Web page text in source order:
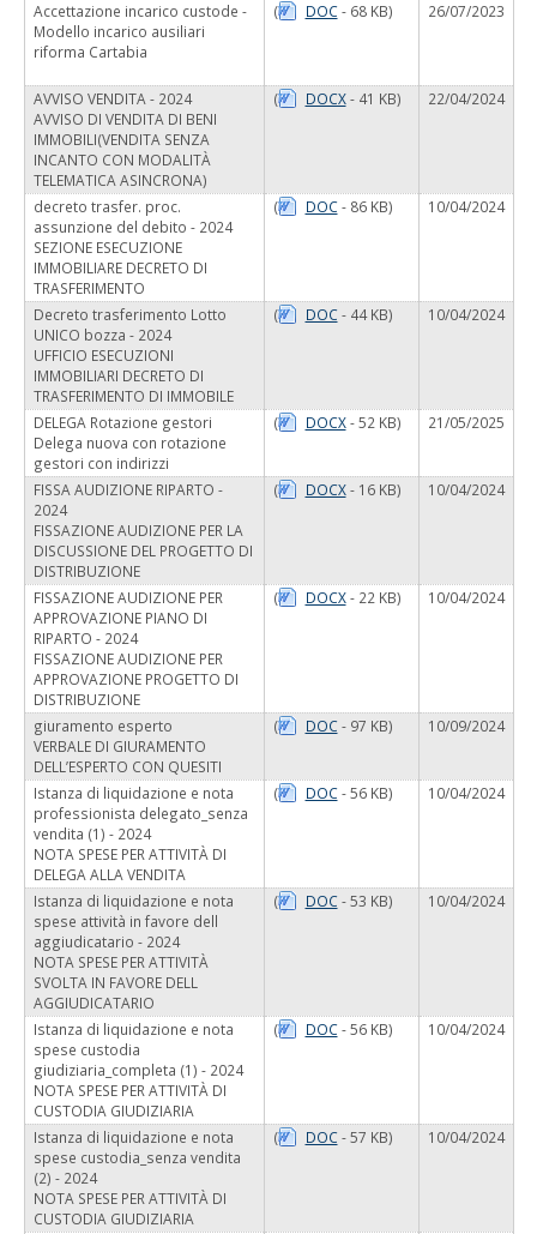
Accettazione incarico custode -
Modello incarico ausiliari
riforma Cartabia
( DOC- 68 KB) 26/07/2023
AVVISO VENDITA - 2024
AVVISO DI VENDITA DI BENI
IMMOBILI(VENDITA SENZA
INCANTO CON MODALITÀ
TELEMATICA ASINCRONA)
( DOCX- 41 KB) 22/04/2024
decreto trasfer. proc.
assunzione del debito - 2024
SEZIONE ESECUZIONE
IMMOBILIARE DECRETO DI
TRASFERIMENTO
( DOC- 86 KB) 10/04/2024
Decreto trasferimento Lotto
UNICO bozza - 2024
UFFICIO ESECUZIONI
IMMOBILIARI DECRETO DI
TRASFERIMENTO DI IMMOBILE
( DOC- 44 KB) 10/04/2024
DELEGA Rotazione gestori
Delega nuova con rotazione
gestori con indirizzi
( DOCX- 52 KB) 21/05/2025
FISSA AUDIZIONE RIPARTO -
2024
FISSAZIONE AUDIZIONE PER LA
DISCUSSIONE DEL PROGETTO DI
DISTRIBUZIONE
( DOCX- 16 KB) 10/04/2024
FISSAZIONE AUDIZIONE PER
APPROVAZIONE PIANO DI
RIPARTO - 2024
FISSAZIONE AUDIZIONE PER
APPROVAZIONE PROGETTO DI
DISTRIBUZIONE
( DOCX- 22 KB) 10/04/2024
giuramento esperto
VERBALE DI GIURAMENTO
DELL’ESPERTO CON QUESITI
( DOC- 97 KB) 10/09/2024
Istanza di liquidazione e nota
professionista delegato_senza
vendita (1) - 2024
NOTA SPESE PER ATTIVITÀ DI
DELEGA ALLA VENDITA
( DOC- 56 KB) 10/04/2024
Istanza di liquidazione e nota
spese attività in favore dell
aggiudicatario - 2024
NOTA SPESE PER ATTIVITÀ
SVOLTA IN FAVORE DELL
AGGIUDICATARIO
( DOC- 53 KB) 10/04/2024
Istanza di liquidazione e nota
spese custodia
giudiziaria_completa (1) - 2024
NOTA SPESE PER ATTIVITÀ DI
CUSTODIA GIUDIZIARIA
( DOC- 56 KB) 10/04/2024
Istanza di liquidazione e nota
spese custodia_senza vendita
(2) - 2024
NOTA SPESE PER ATTIVITÀ DI
CUSTODIA GIUDIZIARIA
( DOC- 57 KB) 10/04/2024